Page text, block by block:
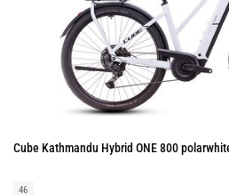
Cube Kathmandu Hybrid ONE 800
46